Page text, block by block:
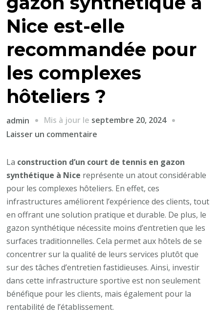
Nice est-elle
recommandée pour
les complexes
hôteliers ?
admin Mis à jour le septembre 20, 2024
Laisser un commentaire
la
Construction
d’un
court
de
tennis
en
gazon
synthétique
à
Nice
est-
La construction d’un court de tennis en gazon
synthétique à Nice représente un atout considérable
pour les complexes hôteliers. En effet, ces
infrastructures améliorent l’expérience des clients, tout
en offrant une solution pratique et durable. De plus, le
gazon synthétique nécessite moins d’entretien que les
surfaces traditionnelles. Cela permet aux hôtels de se
concentrer sur la qualité de leurs services plutôt que
sur des tâches d’entretien fastidieuses. Ainsi, investir
dans cette infrastructure sportive est non seulement
bénéfique pour les clients, mais également pour la
rentabilité de l’établissement.